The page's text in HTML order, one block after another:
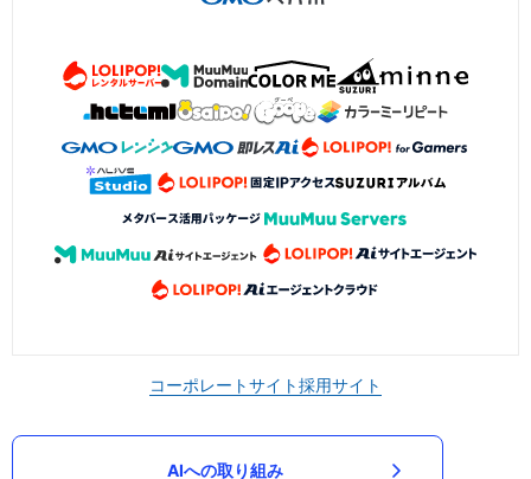
コーポレートサイト採用サイト
AIへの取り組み